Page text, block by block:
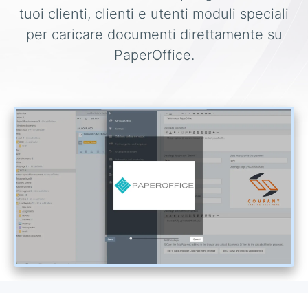
tuoi clienti, clienti e utenti moduli speciali
per caricare documenti direttamente su
PaperOffice.